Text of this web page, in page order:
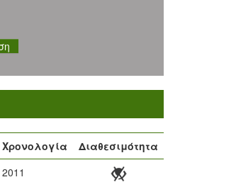
Χρονολογία
Διαθεσιμότητα
2011